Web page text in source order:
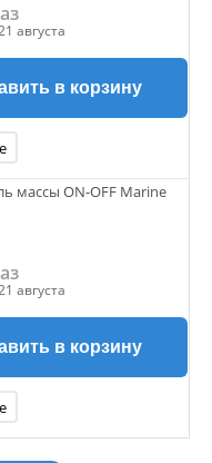
августа
в корзину
массы ON-OFF Marine
августа
в корзину